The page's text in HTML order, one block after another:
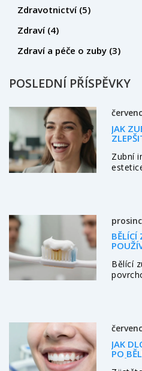
Zdravotnictví (5)
Zdraví (4)
Zdraví a péče o zuby (3)
POSLEDNÍ PŘÍSPĚVKY
JAK
Zubní
BĚLÍCÍ
Bělící
JAK
PO